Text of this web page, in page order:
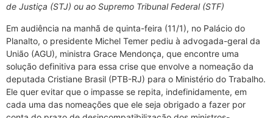
de Justiça (STJ) ou ao Supremo Tribunal Federal (STF)
Em audiência na manhã de quinta-feira (11/1), no Palácio do
Planalto, o presidente Michel Temer pediu à advogada-geral da
União (AGU), ministra Grace Mendonça, que encontre uma
solução definitiva para essa crise que envolve a nomeação da
deputada Cristiane Brasil (PTB-RJ) para o Ministério do Trabalho.
Ele quer evitar que o impasse se repita, indefinidamente, em
cada uma das nomeações que ele seja obrigado a fazer por